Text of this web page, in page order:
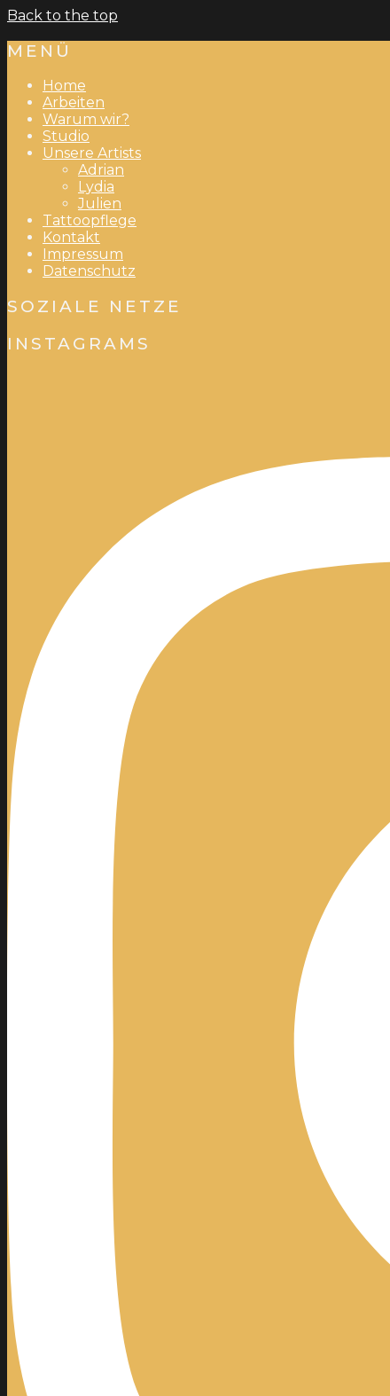
Back to the top
MENÜ
Home
Arbeiten
Warum wir?
Studio
Unsere Artists
Adrian
Lydia
Julien
Tattoopflege
Kontakt
Impressum
Datenschutz
SOZIALE NETZE
INSTAGRAMS